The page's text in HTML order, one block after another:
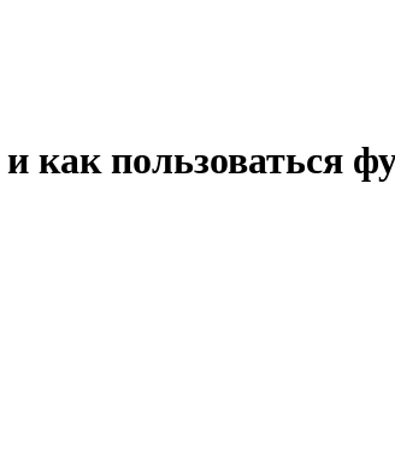
как пользоваться